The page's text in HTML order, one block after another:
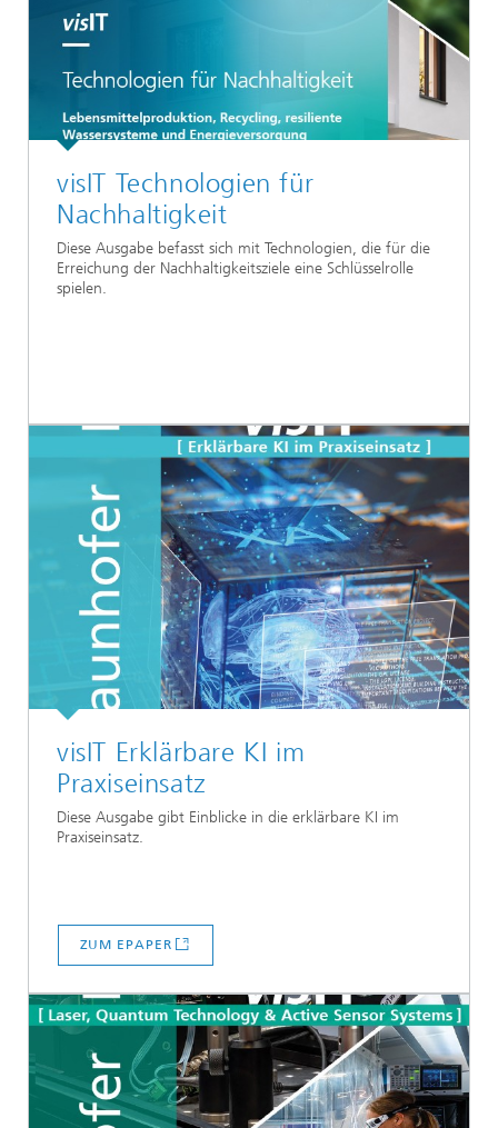
visIT Technologien für
Nachhaltigkeit
Diese Ausgabe befasst sich mit Technologien, die für die
Erreichung der Nachhaltigkeitsziele eine Schlüsselrolle
spielen.
visIT Erklärbare KI im
Praxiseinsatz
Diese Ausgabe gibt Einblicke in die erklärbare KI im
Praxiseinsatz.
ZUM EPAPER